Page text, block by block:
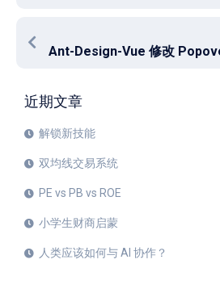
Ant-Design-Vue 修改
近期文章
解锁新技能
双均线交易系统
PE vs PB vs ROE
小学生财商启蒙
人类应该如何与 AI 协作？